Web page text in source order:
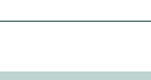
شکست خورد